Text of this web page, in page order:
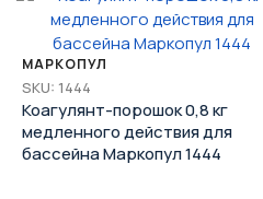
МАРКОПУЛ
SKU: 1444
Коагулянт-порошок 0,8 кг
медленного действия для
бассейна Маркопул 1444